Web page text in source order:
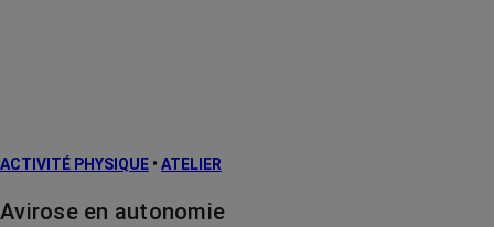
ACTIVITÉ PHYSIQUE • ATELIER
Avirose en autonomie